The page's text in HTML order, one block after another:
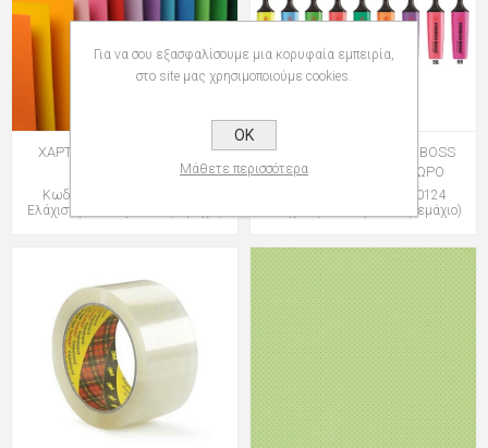
ΧΑΡΤΙ CANSON COLORLINE
Κωδικός: group-105741143
Ελάχιστη Ποσότητα: 25 (Τεμάχιο)
ΜΑΡΚΑΔΟΡΟΙ STABILO BOSS
70/24 ΚΙΤΡΙΝΟΙ 9+1 ΔΩΡΟ
Κωδικός: group-128070124
Ελάχιστη Ποσότητα: 10 (Τεμάχιο)
Για να σου εξασφαλίσουμε μια κορυφαία εμπειρία,
στο site μας χρησιμοποιούμε cookies.
OK
Μάθετε περισσότερα